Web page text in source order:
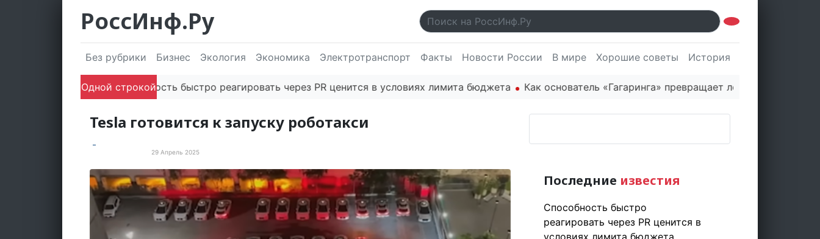
РоссИнф.Ру
Без рубрики Бизнес Экология Экономика Электротранспорт Факты Новости России В мире Хорошие советы История
Одной строкой
Способность быстро реагировать через PR ценится в условиях лимита бюджета Как основатель «Гагаринга» превращает логистическую
Tesla готовится к запуску роботакси
29 Апрель 2025
Последние известия
Способность быстро
реагировать через PR ценится в
условиях лимита бюджета